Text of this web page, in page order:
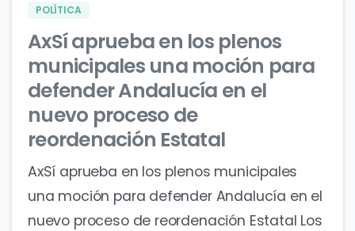
POLÍTICA
AxSí aprueba en los plenos
municipales una moción para
defender Andalucía en el
nuevo proceso de
reordenación Estatal
AxSí aprueba en los plenos municipales
una moción para defender Andalucía en el
nuevo proceso de reordenación Estatal Los